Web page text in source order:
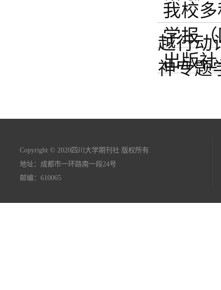
我校
越行动
学报
神专题
出版
Copyright © 2020四川大学期刊社 版权所有.
地址：成都市一环路南一段24号
邮编：610065